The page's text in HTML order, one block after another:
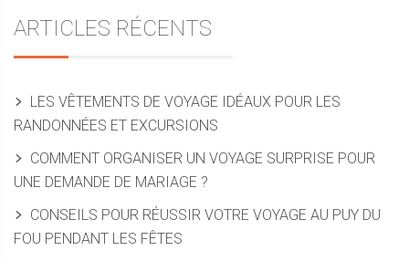
ARTICLES RÉCENTS
LES VÊTEMENTS DE VOYAGE IDÉAUX POUR LES
RANDONNÉES ET EXCURSIONS
COMMENT ORGANISER UN VOYAGE SURPRISE POUR
UNE DEMANDE DE MARIAGE ?
CONSEILS POUR RÉUSSIR VOTRE VOYAGE AU PUY DU
FOU PENDANT LES FÊTES